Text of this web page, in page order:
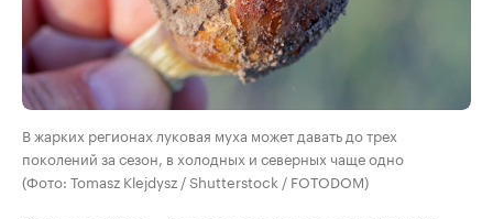
В жарких регионах луковая муха может давать до трех
поколений за сезон, в холодных и северных чаще одно
(Фото: Tomasz Klejdysz / Shutterstock / FOTODOM)